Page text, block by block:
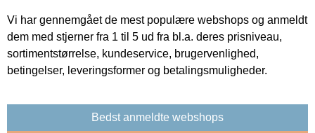
Vi har gennemgået de mest populære webshops og anmeldt
dem med stjerner fra 1 til 5 ud fra bl.a. deres prisniveau,
sortimentstørrelse, kundeservice, brugervenlighed,
betingelser, leveringsformer og betalingsmuligheder.
Bedst anmeldte webshops